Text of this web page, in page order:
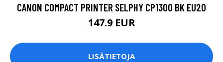
CANON COMPACT PRINTER SELPHY CP1300 BK EU20
147.9 EUR
LISÄTIETOJA